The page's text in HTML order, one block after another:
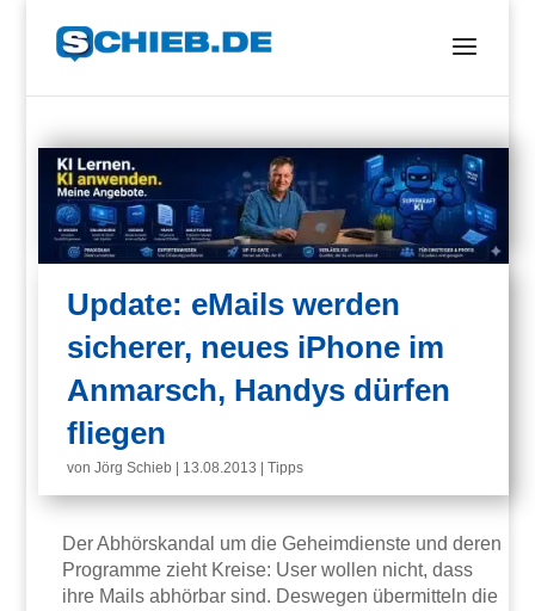
Update: eMails werden
sicherer, neues iPhone im
Anmarsch, Handys dürfen
fliegen
vonJörg Schieb 13.08.2013 |Tipps
Der Abhörskandal um die Geheimdienste und deren
Programme zieht Kreise: User wollen nicht, dass
ihre Mails abhörbar sind. Deswegen übermitteln die